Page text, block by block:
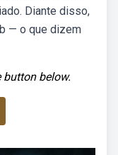
Diante disso,
— o que dizem
below.